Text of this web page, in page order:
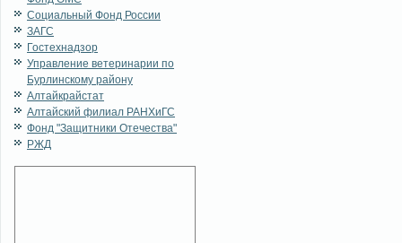
Социальный Фонд России
ЗАГС
Гостехнадзор
Управление ветеринарии по
Бурлинскому району
Алтайкрайстат
Алтайский филиал РАНХиГС
Фонд "Защитники Отечества"
РЖД